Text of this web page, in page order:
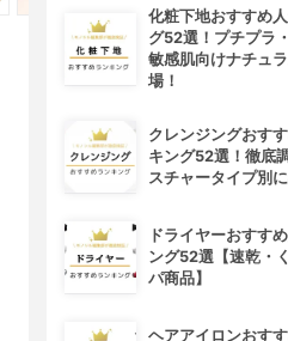
化粧下地おすすめ
グ52選！プチプラ
敏感肌向けナチュ
場！
クレンジングおす
キング52選！徹底
スチャータイプ別に
ドライヤーおすす
ング52選【速乾・
パ商品】
ヘアアイロンおす